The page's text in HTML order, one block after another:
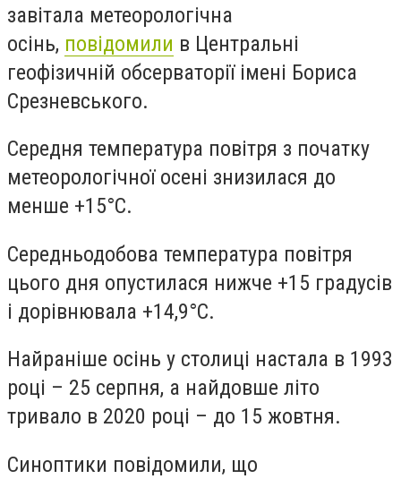
завітала метеорологічна
осінь, повідомили в Центральні
геофізичній обсерваторії імені Бориса
Срезневського.
Середня температура повітря з початку
метеорологічної осені знизилася до
менше +15°С.
Середньодобова температура повітря
цього дня опустилася нижче +15 градусів
і дорівнювала +14,9°С.
Найраніше осінь у столиці настала в 1993
році – 25 серпня, а найдовше літо
тривало в 2020 році – до 15 жовтня.
Синоптики повідомили, що